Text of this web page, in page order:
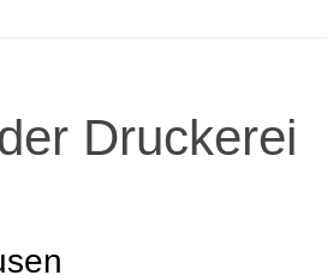
Druckerei